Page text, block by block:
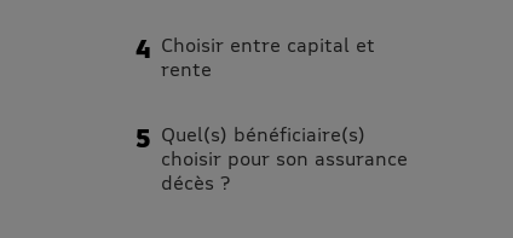
Choisir entre capital et
rente
Quel(s) bénéficiaire(s)
choisir pour son assurance
décès ?